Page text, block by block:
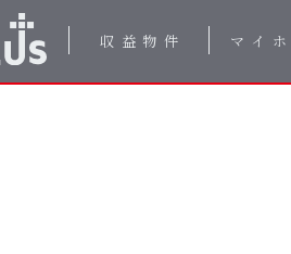
収益物件 マイ